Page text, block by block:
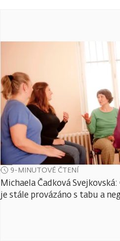
9-MINUTOVÉ ČTENÍ
Michaela Čadková
je stále provázáno s tabu a